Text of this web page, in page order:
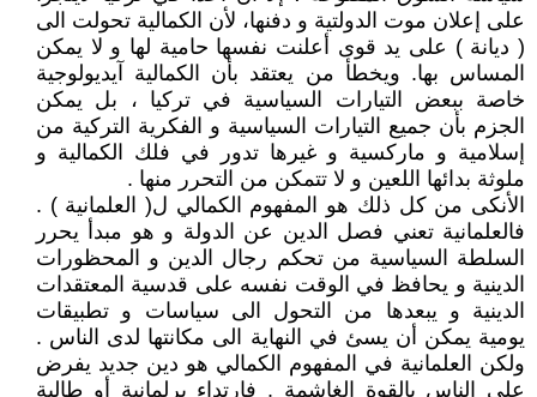
على إعلان موت الدولتية و دفنها، لأن الكمالية تحولت الى
( ديانة ) على يد قوى أعلنت نفسها حامية لها و لا يمكن
المساس بها. ويخطأ من يعتقد بأن الكمالية آيديولوجية
خاصة ببعض التيارات السياسية في تركيا ، بل يمكن
الجزم بأن جميع التيارات السياسية و الفكرية التركية من
إسلامية و ماركسية و غيرها تدور في فلك الكمالية و
ملوثة بدائها اللعين و لا تتمكن من التحرر منها .
الأنكى من كل ذلك هو المفهوم الكمالي ل( العلمانية ) .
فالعلمانية تعني فصل الدين عن الدولة و هو مبدأ يحرر
السلطة السياسية من تحكم رجال الدين و المحظورات
الدينية و يحافظ في الوقت نفسه على قدسية المعتقدات
الدينية و يبعدها من التحول الى سياسات و تطبيقات
يومية يمكن أن يسئ في النهاية الى مكانتها لدى الناس .
ولكن العلمانية في المفهوم الكمالي هو دين جديد يفرض
على الناس بالقوة الغاشمة . فإرتداء برلمانية أو طالبة